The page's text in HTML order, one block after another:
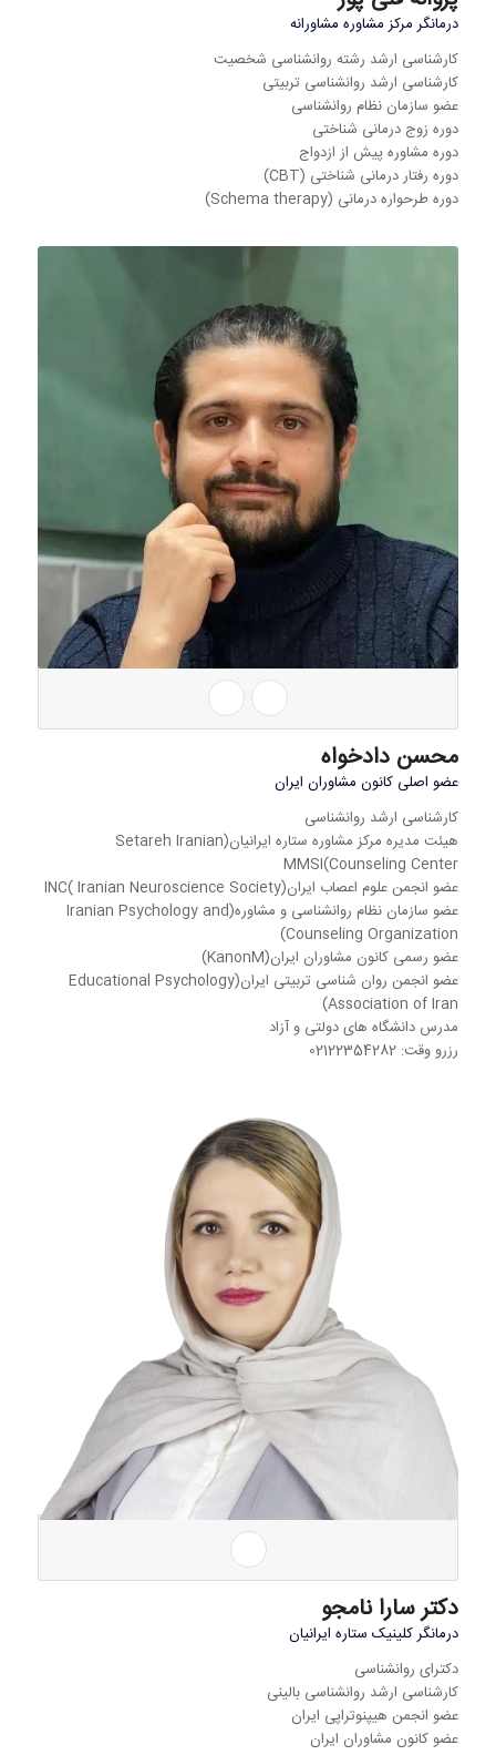
درمانگر مرکز مشاوره مشاورانه
کارشناسی ارشد رشته روانشناسی شخصیت
کارشناسی ارشد روانشناسی تربیتی
عضو سازمان نظام روانشناسی
دوره زوج‌ درمانی شناختی
دوره مشاوره پیش از ازدواج
دوره رفتار درمانی شناختی (CBT)
دوره طرحواره درمانی (Schema therapy)
محسن دادخواه
عضو اصلی کانون مشاوران ایران
کارشناسی ارشد روانشناسی
هیئت مدیره مرکز مشاوره ستاره ایرانیان(Setareh Iranian
Counseling Center)MMSI
عضو انجمن علوم اعصاب ایران(Iranian Neuroscience Society )INC
عضو سازمان نظام روانشناسی و مشاوره(Iranian Psychology and
Counseling Organization)
عضو رسمی کانون مشاوران ایران(KanonM)
عضو انجمن روان شناسی تربیتی ایران(Educational Psychology
Association of Iran)
مدرس دانشگاه های دولتی و آزاد
رزرو وقت: 02122354282
دکتر سارا نامجو
درمانگر کلینیک ستاره ایرانیان
دکترای روانشناسی
کارشناسی ارشد روانشناسی بالینی
عضو انجمن هیپنوتراپی ایران
عضو کانون مشاوران ایران